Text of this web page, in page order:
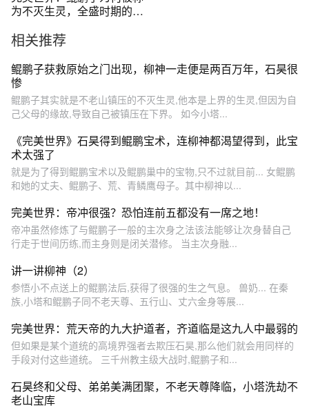
为不灭生灵，全盛时期的它
相关推荐
鲲鹏子获救原始之门出现，柳神一走便是两百万年，石昊很
惨
鲲鹏子其实就是不老山镇压的不灭生灵,他本是上界的生灵,但因为自
己父母的缘故,导致自己被镇压在下界。 如今小塔...
《完美世界》石昊得到鲲鹏宝术，连柳神都渴望得到，此宝
术太强了
就是为了得到鲲鹏宝术以及鲲鹏巢中的宝物,只不过就目前... 女鲲鹏
和她的丈夫、鲲鹏子、荒、青鳞鹰母子。其中柳神以...
完美世界：帝冲很强？恐怕连前五都没有一席之地！
帝冲虽然修炼了与鲲鹏子一般的主次身之法该法能够让次身替自己
行走于世间历练,而主身则是闭关潜修。 当主次身融...
讲一讲柳神（2）
参悟小不点送上的鲲鹏法后,获得了很强的生之气息。 兽奶... 在秦
族,小塔和鲲鹏子同不老天尊、五行山、丈六金身等展...
完美世界：荒天帝的九大护道者，齐道临是这九人中最弱的
但如果是某个道统的高境界强者去欺压石昊,那么他们就会用同样的
手段对付这些道统。 三千州教主级大战时,鲲鹏子和...
石昊终和父母、弟弟美满团聚，不老天尊降临，小塔洗劫不
老山宝库